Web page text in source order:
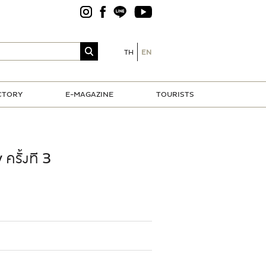
TH EN
E-MAGAZINE TOURISTS
รั้งที 3